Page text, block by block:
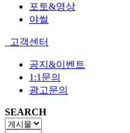
포토&영상
야썰
고객센터
공지&이벤트
1:1문의
광고문의
SEARCH